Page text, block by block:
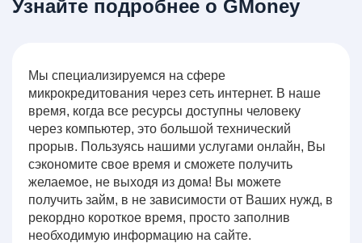
Узнайте подробнее о GMoney
Мы специализируемся на сфере
микрокредитования через сеть интернет. В наше
время, когда все ресурсы доступны человеку
через компьютер, это большой технический
прорыв. Пользуясь нашими услугами онлайн, Вы
сэкономите свое время и сможете получить
желаемое, не выходя из дома! Вы можете
получить займ, в не зависимости от Ваших нужд, в
рекордно короткое время, просто заполнив
необходимую информацию на сайте.